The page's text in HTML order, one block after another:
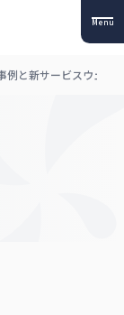
Menu
例と新サービスウェブ